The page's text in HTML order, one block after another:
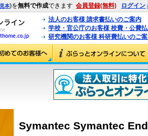
見本)を無料で作成できます 会員登録(無料) ログイン
法人のお客様 請求書払いのご案内
学校・官公庁のお客様 校費・公費
研究機関のお客様 科研費払いのご
Symantec Symantec